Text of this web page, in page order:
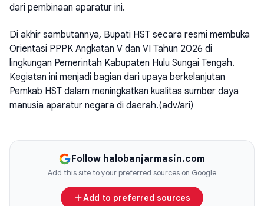
dari pembinaan aparatur ini.
Di akhir sambutannya, Bupati HST secara resmi membuka
Orientasi PPPK Angkatan V dan VI Tahun 2026 di
lingkungan Pemerintah Kabupaten Hulu Sungai Tengah.
Kegiatan ini menjadi bagian dari upaya berkelanjutan
Pemkab HST dalam meningkatkan kualitas sumber daya
manusia aparatur negara di daerah.(adv/ari)
Follow halobanjarmasin.com
Add this site to your preferred sources on Google
Add to preferred sources